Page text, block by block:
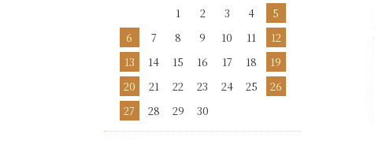
1
2 3 4
5
6
7 8 9 10 11
12
13
14 15 16 17 18
19
20
21 22 23 24 25
26
27
28 29 30